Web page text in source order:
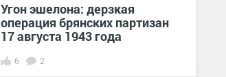
Угон эшелона: дерзкая
операция брянских партизан
17 августа 1943 года
6 2